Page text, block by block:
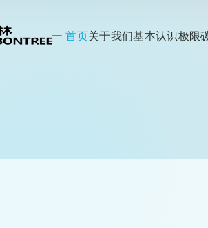
首页关于我们基本认识极限